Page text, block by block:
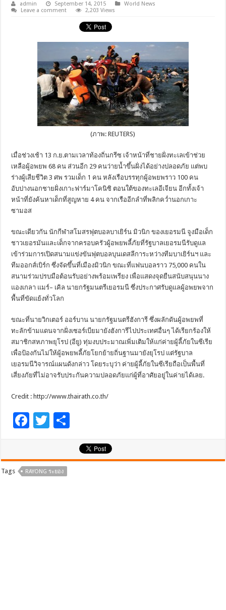
admin September 14, 2015
World News
Leave a comment
2,203 Views
(ภาพ: REUTERS)
เมื่อช่วงเช้า 13 ก.ย.ตามเวลาท้องถิ่นกรีซ เจ้าหน้าที่ชายฝั่งทะเลเข้าช่วย
เหลือผู้อพยพ 68 คน ส่วนอีก 29 คนว่ายน้ำขึ้นฝั่งได้อย่างปลอดภัย แต่พบ
ร่างผู้เสียชีวิต 3 ศพ รวมเด็ก 1 คน หลังเรือบรรทุกผู้อพยพราว 100 คน
อับปางนอกชายฝั่งเกาะฟาร์มาโคนิซิ ตอนใต้ของทะเลอีเจียน อีกทั้งเจ้า
หน้าที่ยังค้นหาเด็กที่สูญหาย 4 คน จากเรืออีกลำที่พลิกคว่ำนอกเกาะ
ซามอส
ขณะเดียวกัน นักกีฬาสโมสรฟุตบอลบาเยิร์น มิวนิก ของเยอรมนี จูงมือเด็ก
ชาวเยอรมันและเด็กจากครอบครัวผู้อพยพลี้ภัยที่รัฐบาลเยอรมนีรับดูแล
เข้าร่วมการเปิดสนามแข่งขันฟุตบอลบุนเดสลีการะหว่างทีมบาเยิร์นฯ และ
ทีมออกส์เบิร์ก ซึ่งจัดขึ้นที่เมืองมิวนิก ขณะที่แฟนบอลราว 75,000 คนใน
สนามร่วมปรบมือต้อนรับอย่างพร้อมเพรียง เพื่อแสดงจุดยืนสนับสนุนนาง
แองเกลา แมร์– เคิล นายกรัฐมนตรีเยอรมนี ซึ่งประกาศรับดูแลผู้อพยพจาก
พื้นที่ขัดแย้งทั่วโลก
ขณะที่นายวิกเตอร์ ออร์บาน นายกรัฐมนตรีฮังการี ซึ่งผลักดันผู้อพยพที่
ทะลักข้ามแดนจากฝั่งเซอร์เบียมายังฮังการีไปประเทศอื่นๆ ได้เรียกร้องให้
สมาชิกสหภาพยุโรป (อียู) ทุ่มงบประมาณเพิ่มเติมให้แก่ค่ายผู้ลี้ภัยในซีเรีย
เพื่อป้องกันไม่ให้ผู้อพยพลี้ภัยโยกย้ายถิ่นฐานมายังยุโรป แต่รัฐบาล
เยอรมนีวิจารณ์แผนดังกล่าว โดยระบุว่า ค่ายผู้ลี้ภัยในซีเรียถือเป็นพื้นที่
เสี่ยงภัยที่ไม่อาจรับประกันความปลอดภัยแก่ผู้ที่อาศัยอยู่ในค่ายได้เลย.
Credit : http://www.thairath.co.th/
F
b
T
er
ar
Tags RAYONG ระยอง